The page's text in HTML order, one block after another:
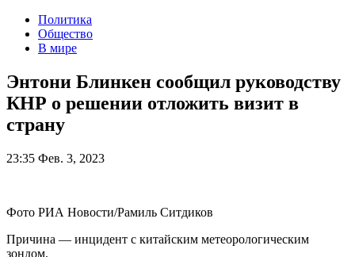
Политика
Общество
В мире
Энтони Блинкен сообщил руководству
КНР о решении отложить визит в
страну
23:35 Фев. 3, 2023
Фото РИА Новости/Рамиль Ситдиков
Причина — инцидент с китайским метеорологическим
зондом.